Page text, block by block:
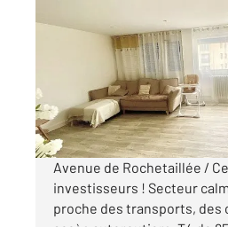
Ref : 3199
Appartement F4 à
76 000 €
Visiter le site dédié
Avenue de Rochetaillée /
investisseurs ! Secteur
proche des transports, des